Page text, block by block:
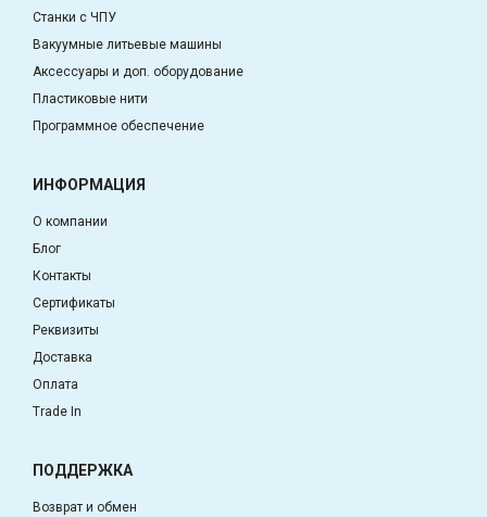
Станки с ЧПУ
Вакуумные литьевые машины
Аксессуары и доп. оборудование
Пластиковые нити
Программное обеспечение
ИНФОРМАЦИЯ
О компании
Блог
Контакты
Сертификаты
Реквизиты
Доставка
Оплата
Trade In
ПОДДЕРЖКА
Возврат и обмен